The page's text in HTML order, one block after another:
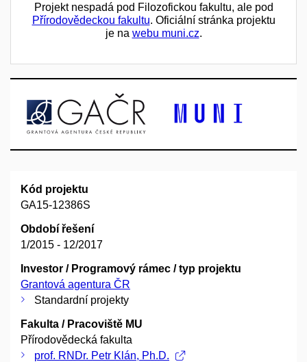
Projekt nespadá pod Filozofickou fakultu, ale pod
Přírodovědeckou fakultu. Oficiální stránka projektu
je na webu muni.cz.
Kód projektu
GA15-12386S
Období řešení
1/2015 - 12/2017
Investor / Programový rámec / typ projektu
Grantová agentura ČR
Standardní projekty
Fakulta / Pracoviště MU
Přírodovědecká fakulta
prof. RNDr. Petr Klán, Ph.D.